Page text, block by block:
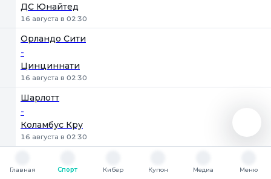
ДС Юнайтед
16 августа в 02:30
Орландо Сити
-
Цинциннати
16 августа в 02:30
Шарлотт
-
Коламбус Кру
16 августа в 02:30
-
Главная
Спорт
Кибер
Купон
Медиа
Меню